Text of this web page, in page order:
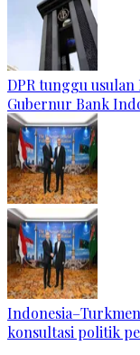
DPR tunggu
Gubernur Bank
konsultasi politik